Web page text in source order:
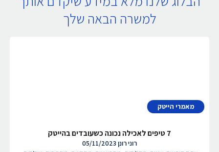
למשרה הבאה שלך
מאמרי הייטק
7 טיפים לאכילה נכונה כשעובדים בהייטק
רוני רונן05/11/2023